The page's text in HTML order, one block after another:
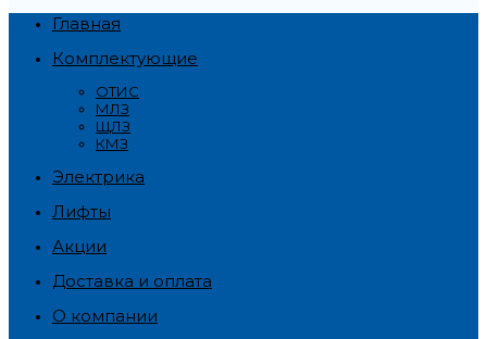
Главная
Комплектующие
ОТИС
МЛЗ
ЩЛЗ
КМЗ
Электрика
Лифты
Акции
Доставка и оплата
О компании